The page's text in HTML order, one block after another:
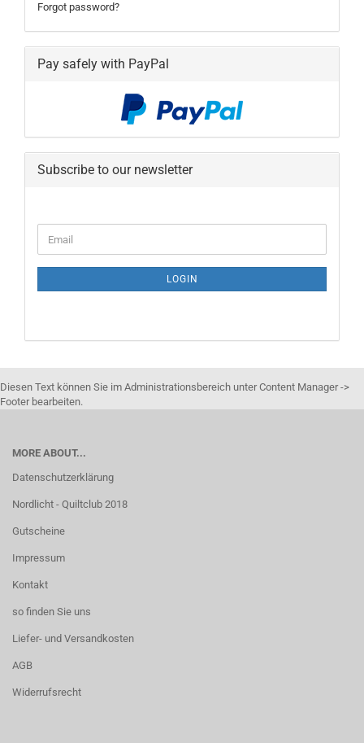
Forgot password?
Pay safely with PayPal
Subscribe to our newsletter
TO
PAGE
Email
LOGIN
Diesen Text können Sie im Administrationsbereich unter Content Manager ->
Footer bearbeiten.
MORE ABOUT...
Datenschutzerklärung
Nordlicht - Quiltclub 2018
Gutscheine
Impressum
Kontakt
so finden Sie uns
Liefer- und Versandkosten
AGB
Widerrufsrecht